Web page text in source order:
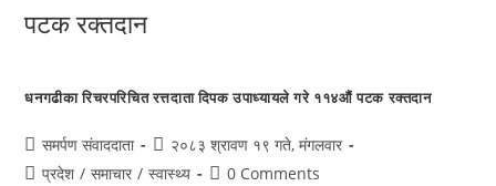
धनगढीका रिचरपरिचित रत्तदाता दिपक उपाध्यायले गरे ११४औं पटक रक्तदान
समर्पण संवाददाता
२०८३ श्रावण १९ गते, मंगलवार
प्रदेश / समाचार / स्वास्थ्य 0 Comments